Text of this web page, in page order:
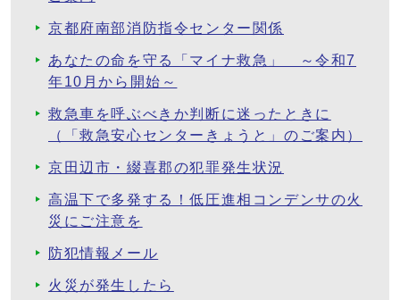
京都府南部消防指令センター関係
あなたの命を守る「マイナ救急」 ～令和7
年10月から開始～
救急車を呼ぶべきか判断に迷ったときに
（「救急安心センターきょうと」のご案内）
京田辺市・綴喜郡の犯罪発生状況
高温下で多発する！低圧進相コンデンサの火
災にご注意を
防犯情報メール
火災が発生したら